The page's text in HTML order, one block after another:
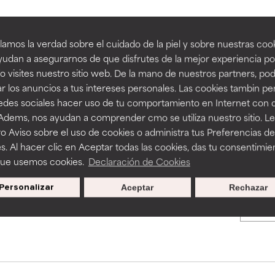
la verdad sobre el cuidado de la piel y sobre nuestras
a asegurarnos de que disfrutes de la mejor experiencia
visites nuestro sitio web. De la mano de nuestros partners,
los anuncios a tus intereses personales. Las cookies tambin
sociales hacer uso de tu comportamiento en Internet con
nos ayudan a comprender cmo se utiliza nuestro sitio.
Aviso sobre el uso de cookies o administra tus Preferencias de
Al hacer clic en Aceptar todas las cookies, das tu
usemos cookies. Declaración de Cookies
Personalizar Rechazar
Aceptar
BACK TO SEARCH
to assess ingredients in this dictionary. Regulations
tan beneficiosos como los de la categoría excelente, suelen ser
la estabilidad o la absorción de una fórmula.
ciertas limitaciones en cuanto a su apariencia, estabilidad o
básicos o que no cuentan con suficiente respaldo científico.
algunos beneficios se recomienda evitarlo por su
provocar efectos adversos como irritación, inflamación o
tan beneficiosos como los de la categoría excelente, suelen ser
la estabilidad o la absorción de una fórmula.
ciertas limitaciones en cuanto a su apariencia, estabilidad o
básicos o que no cuentan con suficiente respaldo científico.
algunos beneficios se recomienda evitarlo por su
provocar efectos adversos como irritación, inflamación o
Promociones exclusivas al